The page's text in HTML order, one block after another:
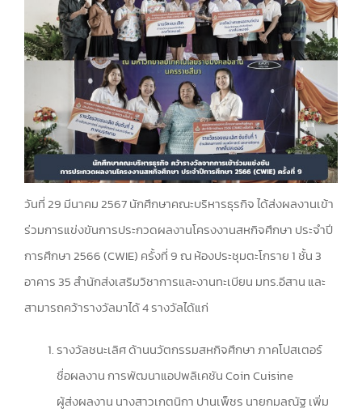
วันที่ 29 มีนาคม 2567 นักศึกษาคณะบริหารธุรกิจ ได้ส่งผลงานเข้า
ร่วมการแข่งขันการประกวดผลงานโครงงานสหกิจศึกษา ประจำปี
การศึกษา 2566 (CWIE) ครั้งที่ 9 ณ ห้องประชุมตะโกราย 1 ชั้น 3
อาคาร 35 สำนักส่งเสริมวิชาการและงานทะเบียน มทร.อีสาน และ
สามารถคว้ารางวัลมาได้ 4 รางวัลได้แก่
รางวัลชนะเลิศ ด้านนวัตกรรมสหกิจศึกษา ภาคโปสเตอร์
ชื่อผลงาน การพัฒนาแอปพลิเคชัน Coin Cuisine
ผู้ส่งผลงาน นางสาวเกตนิกา ปานเพ็ชร นายกมลณัฐ เพิ่ม